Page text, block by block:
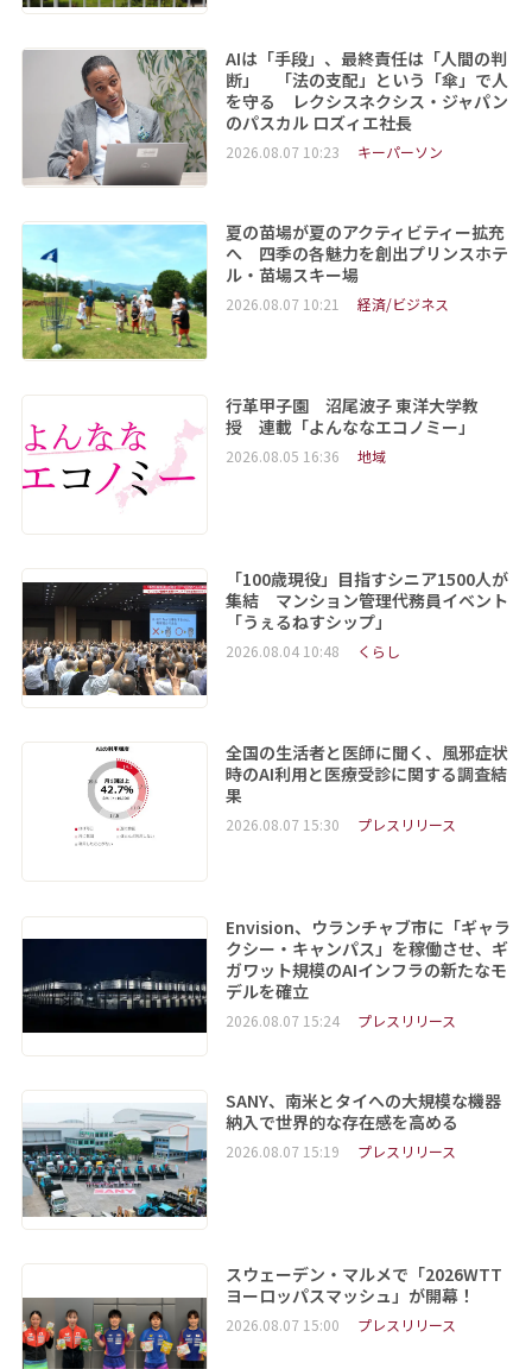
AIは「手段」、最終責任は「人間の判
断」 「法の支配」という「傘」で人
を守る レクシスネクシス・ジャパン
のパスカル ロズィエ社長
2026.08.07 10:23 キーパーソン
夏の苗場が夏のアクティビティー拡充
へ 四季の各魅力を創出プリンスホテ
ル・苗場スキー場
2026.08.07 10:21 経済/ビジネス
行革甲子園 沼尾波子 東洋大学教
授 連載「よんななエコノミー」
2026.08.05 16:36 地域
「100歳現役」目指すシニア1500人が
集結 マンション管理代務員イベント
「うぇるねすシップ」
2026.08.04 10:48 くらし
全国の生活者と医師に聞く、風邪症状
時のAI利用と医療受診に関する調査結
果
2026.08.07 15:30 プレスリリース
Envision、ウランチャブ市に「ギャラ
クシー・キャンパス」を稼働させ、ギ
ガワット規模のAIインフラの新たなモ
デルを確立
2026.08.07 15:24 プレスリリース
SANY、南米とタイへの大規模な機器
納入で世界的な存在感を高める
2026.08.07 15:19 プレスリリース
スウェーデン・マルメで「2026WTT
ヨーロッパスマッシュ」が開幕！
2026.08.07 15:00 プレスリリース